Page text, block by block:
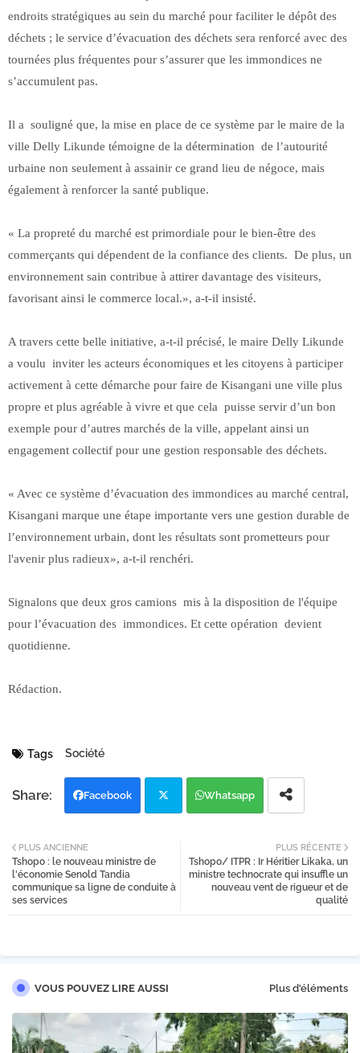
endroits stratégiques au sein du marché pour faciliter le dépôt des
déchets ; le service d’évacuation des déchets sera renforcé avec des
tournées plus fréquentes pour s’assurer que les immondices ne
s’accumulent pas.
Il a souligné que, la mise en place de ce système par le maire de la
ville Delly Likunde témoigne de la détermination de l’autourité
urbaine non seulement à assainir ce grand lieu de négoce, mais
également à renforcer la santé publique.
« La propreté du marché est primordiale pour le bien-être des
commerçants qui dépendent de la confiance des clients. De plus, un
environnement sain contribue à attirer davantage des visiteurs,
favorisant ainsi le commerce local.», a-t-il insisté.
A travers cette belle initiative, a-t-il précisé, le maire Delly Likunde
a voulu inviter les acteurs économiques et les citoyens à participer
activement à cette démarche pour faire de Kisangani une ville plus
propre et plus agréable à vivre et que cela puisse servir d’un bon
exemple pour d’autres marchés de la ville, appelant ainsi un
engagement collectif pour une gestion responsable des déchets.
« Avec ce système d’évacuation des immondices au marché central,
Kisangani marque une étape importante vers une gestion durable de
l’environnement urbain, dont les résultats sont prometteurs pour
l'avenir plus radieux», a-t-il renchéri.
Signalons que deux gros camions mis à la disposition de l'équipe
pour l’évacuation des immondices. Et cette opération devient
quotidienne.
Rédaction.
Tags Société
Facebook
tter
Whatsapp
PLUS RÉCENTE
Tshopo/ ITPR : Ir Héritier Likaka, un
ministre technocrate qui insuffle un
nouveau vent de rigueur et de
qualité
PLUS ANCIENNE
Tshopo : le nouveau ministre de
l'économie Senold Tandia
communique sa ligne de conduite à
ses services
VOUS POUVEZ LIRE AUSSI Plus d'éléments